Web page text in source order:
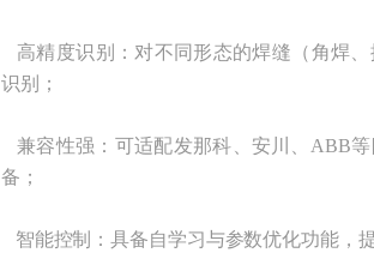
高精度识别：对不同形态的焊缝（角焊
识别；
兼容性强：可适配发那科、安川、ABB
备；
智能控制：具备自学习与参数优化功能，